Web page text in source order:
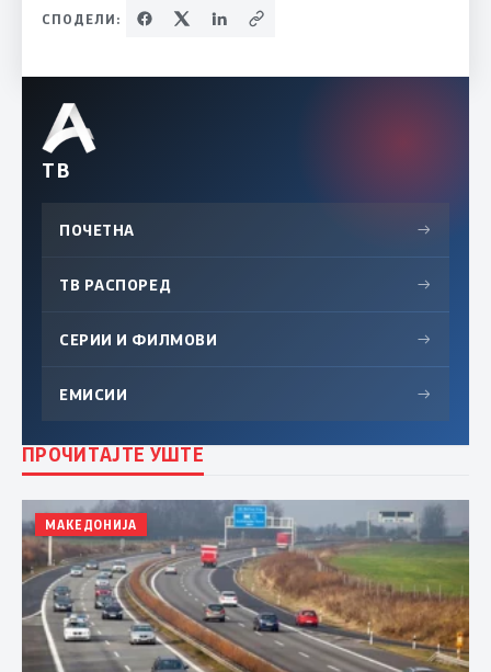
СПОДЕЛИ:
ТВ
ПОЧЕТНА →
ТВ РАСПОРЕД →
СЕРИИ И ФИЛМОВИ →
ЕМИСИИ →
ПРОЧИТАЈТЕ УШТЕ
МАКЕДОНИЈА